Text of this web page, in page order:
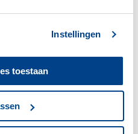
Instellingen
toestaan
2023
2023